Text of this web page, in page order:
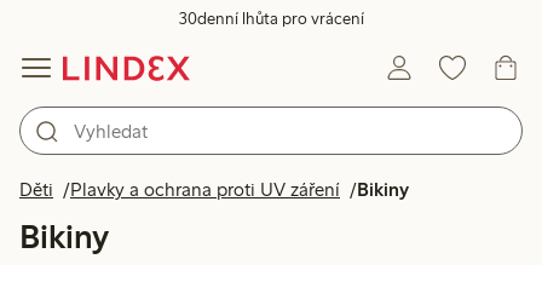
30denní lhůta pro vrácení
Děti Plavky a ochrana proti UV záření Bikiny
Bikiny